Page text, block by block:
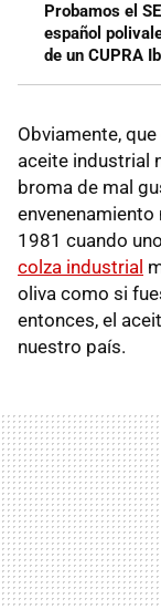
Probamos el
español
de un CUPRA
Obviamente,
aceite industrial
broma de mal
1981 cuando
colza industrial
oliva como si
entonces, el
nuestro país.